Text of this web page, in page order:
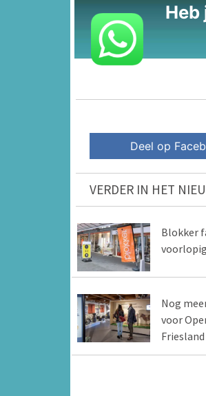
Heb
Deel op
VERDER IN HET
Blokker
Nog
voor
Friesland